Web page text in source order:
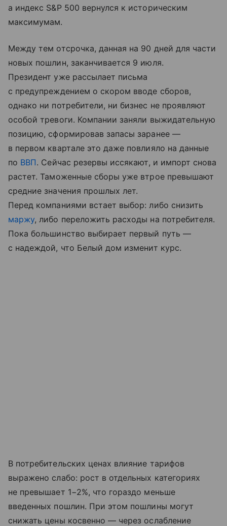
а индекс S&P 500 вернулся к историческим
максимумам.
Между тем отсрочка, данная на 90 дней для части
новых пошлин, заканчивается 9 июля.
Президент уже рассылает письма
с предупреждением о скором вводе сборов,
однако ни потребители, ни бизнес не проявляют
особой тревоги. Компании заняли выжидательную
позицию, сформировав запасы заранее —
в первом квартале это даже повлияло на данные
по ВВП. Сейчас резервы иссякают, и импорт снова
растет. Таможенные сборы уже втрое превышают
средние значения прошлых лет.
Перед компаниями встает выбор: либо снизить
маржу, либо переложить расходы на потребителя.
Пока большинство выбирает первый путь —
с надеждой, что Белый дом изменит курс.
В потребительских ценах влияние тарифов
выражено слабо: рост в отдельных категориях
не превышает 1−2%, что гораздо меньше
введенных пошлин. При этом пошлины могут
снижать цены косвенно — через ослабление